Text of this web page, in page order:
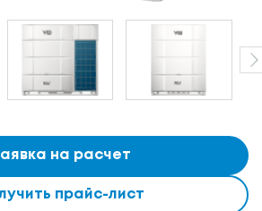
на расчет
прайс-лист